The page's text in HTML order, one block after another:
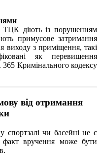
ТЦК діють із порушенням
примусове затримання
виходу з приміщення, такі
як перевищення
Кримінального кодексу
від отримання
спортзалі чи басейні не є
вручення може бути